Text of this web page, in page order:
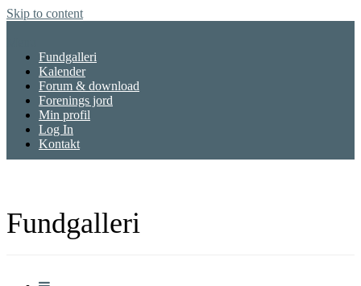
Skip to content
Fundgalleri
Kalender
Forum & download
Forenings jord
Min profil
Log In
Kontakt
Fundgalleri